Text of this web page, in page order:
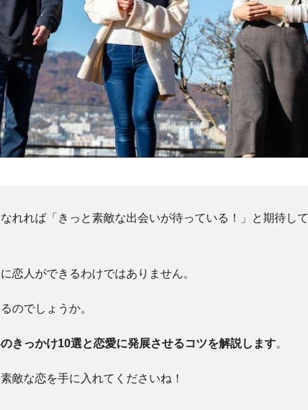
れれば「きっと素敵な出会いが待っている！」と期待して
恋人ができるわけではありません。
のでしょうか。
きっかけ10選と恋愛に発展させるコツを解説します。
敵な恋を手に入れてくださいね！